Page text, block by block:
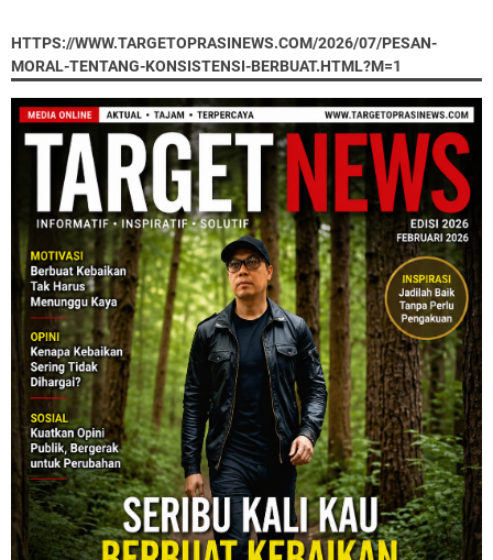
HTTPS://WWW.TARGETOPRASINEWS.COM/2026/07/PESAN-
MORAL-TENTANG-KONSISTENSI-BERBUAT.HTML?M=1